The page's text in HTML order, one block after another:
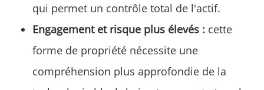
qui permet un contrôle total de l'actif.
Engagement et risque plus élevés : cette
forme de propriété nécessite une
compréhension plus approfondie de la